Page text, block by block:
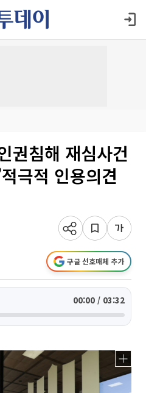
권침해 재심사건
극적 인용의견
구글 선호매체 추가
00:00 / 03:32